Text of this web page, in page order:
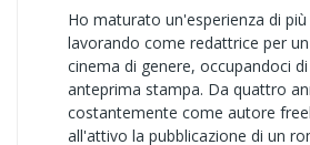
Ho maturato un'esperienza di più
lavorando come redattrice per
cinema di genere, occupandoci
anteprima stampa. Da quattro
costantemente come autore
all'attivo la pubblicazione di un